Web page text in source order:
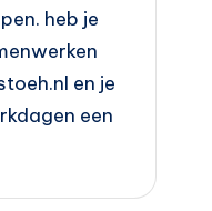
heb je
en je
een